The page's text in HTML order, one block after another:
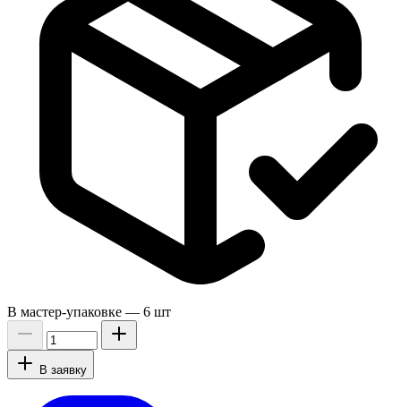
В мастер-упаковке — 6 шт
В заявку